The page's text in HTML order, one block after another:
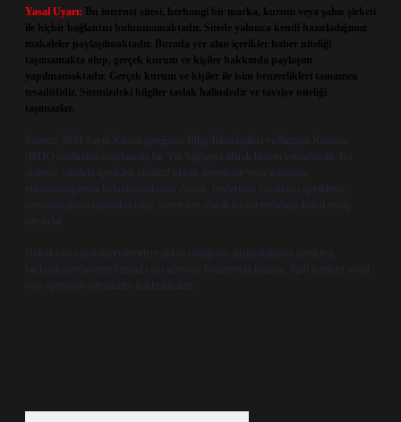
Yasal Uyarı:
Bu internet sitesi, herhangi bir marka, kurum veya şahıs şirketi
ile hiçbir bağlantısı bulunmamaktadır. Sitede yalnızca kendi hazırladığımız
makaleler paylaşılmaktadır. Burada yer alan içerikler haber niteliği
taşımamakta olup, gerçek kurum ve kişiler hakkında paylaşım
yapılmamaktadır. Gerçek kurum ve kişiler ile isim benzerlikleri tamamen
tesadüfidir. Sitemizdeki bilgiler taslak halindedir ve tavsiye niteliği
taşımazlar.
Sitemiz, 5651 Sayılı Kanun gereğince Bilgi Teknolojileri ve İletişim Kurumu
(BTK) tarafından onaylanmış bir Yer Sağlayıcı olarak hizmet vermektedir. Bu
nedenle, sitedeki içerikleri proaktif olarak denetleme veya araştırma
yükümlülüğümüz bulunmamaktadır. Ancak, üyelerimiz yazdıkları içeriklerin
sorumluluğunu taşımakta olup, siteye üye olarak bu sorumluluğu kabul etmiş
sayılırlar.
Hukuka ve yasal düzenlemelere aykırı olduğunu düşündüğünüz içerikleri,
backlinkpanelicomtr@gmail.com adresine bildirmeniz halinde, ilgili içerikler yasal
süre içerisinde sitemizden kaldırılacaktır.